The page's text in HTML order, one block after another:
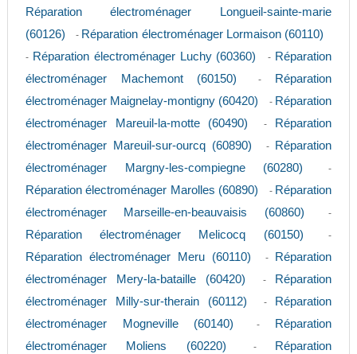
Réparation électroménager Longueil-sainte-marie
(60126)
- Réparation électroménager Lormaison (60110)
- Réparation électroménager Luchy (60360) - Réparation
électroménager Machemont (60150)
-
Réparation
électroménager Maignelay-montigny (60420)
- Réparation
électroménager Mareuil-la-motte (60490)
-
Réparation
électroménager Mareuil-sur-ourcq (60890)
-
Réparation
électroménager Margny-les-compiegne (60280)
-
Réparation électroménager Marolles (60890) - Réparation
électroménager Marseille-en-beauvaisis (60860)
-
Réparation électroménager Melicocq (60150) -
Réparation électroménager Meru (60110) -
Réparation
électroménager Mery-la-bataille (60420)
-
Réparation
électroménager Milly-sur-therain (60112)
-
Réparation
électroménager Mogneville (60140)
-
Réparation
électroménager Moliens (60220)
-
Réparation